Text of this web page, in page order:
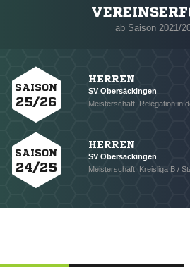
Nachricht an SV
ab Saison 2021/
SAISON
25/26
HERREN
SV Obersäckingen
Meisterschaft: Relegation in
SAISON
24/25
HERREN
SV Obersäckingen
Meisterschaft: Kreisliga B /